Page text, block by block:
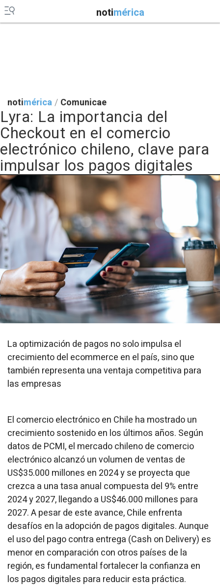
notimérica
notimérica/ Comunicae
Lyra: La importancia del
Checkout en el comercio
electrónico chileno, clave para
impulsar los pagos digitales
La optimización de pagos no solo impulsa el
crecimiento del ecommerce en el país, sino que
también representa una ventaja competitiva para
las empresas
El comercio electrónico en Chile ha mostrado un
crecimiento sostenido en los últimos años. Según
datos de PCMI, el mercado chileno de comercio
electrónico alcanzó un volumen de ventas de
US$35.000 millones en 2024 y se proyecta que
crezca a una tasa anual compuesta del 9% entre
2024 y 2027, llegando a US$46.000 millones para
2027. A pesar de este avance, Chile enfrenta
desafíos en la adopción de pagos digitales. Aunque
el uso del pago contra entrega (Cash on Delivery) es
menor en comparación con otros países de la
región, es fundamental fortalecer la confianza en
los pagos digitales para reducir esta práctica.